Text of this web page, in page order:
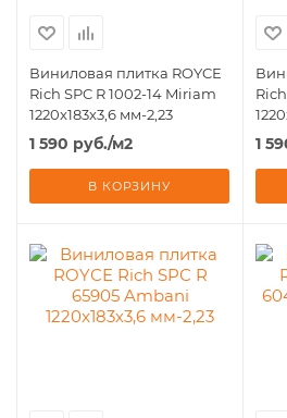
Виниловая плитка ROYCE
Rich SPC R 1002-14 Miriam
1220x183х3,6 мм-2,23
1 590 руб./м2
В КОРЗИНУ
1